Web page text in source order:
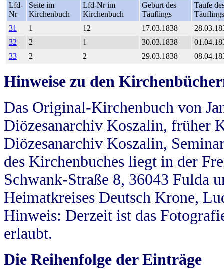
Lfd-
Nr
Seite im
Kirchenbuch
Lfd-Nr im
Kirchenbuch
Geburt des
Täuflings
Taufe
Täuflings
31
1 12 17.03.1838
32
2 1 30.03.1838
33
2 2 29.03.1838
Hinweise zu den
Das Original-Kirchenbuch von
Diözesanarchiv Koszalin, früher
Diözesanarchiv Koszalin,
des Kirchenbuches liegt in der
Schwank-Straße 8, 36043 Fulda
Heimatkreises Deutsch Krone,
Hinweis: Derzeit ist das
erlaubt.
Die Reihenfolge der Einträge